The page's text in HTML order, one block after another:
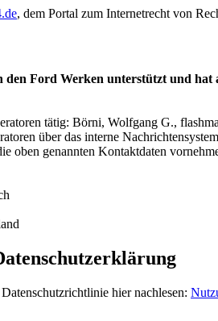
, dem Portal zum Internetrecht von
Ford Werken unterstützt und
tätig: Börni, Wolfgang G.,
über das interne
oben genannten Kontaktdaten
hier nachlesen: